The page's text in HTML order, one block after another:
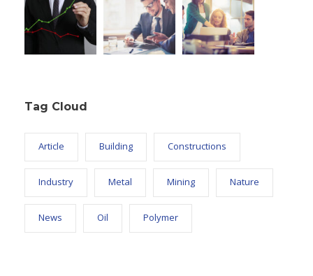
Tag Cloud
Article Building Constructions
Industry Metal Mining Nature
News Oil Polymer